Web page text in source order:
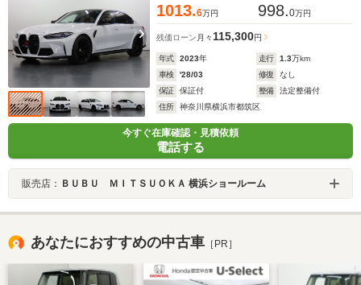
1013.6万円 998.0万円
残価ローン 月々 115,300円
年式 2023年 走行 1.3万km
車検
'28/03 修復
なし
保証
保証付 整備
法定整備付
住所
神奈川県横浜市都筑区
今すぐ在庫確認・見積依頼
電話する
販売店： ＢＵＢＵ ＭＩＴＳＵＯＫＡ 横浜ショールーム
あなたにおすすめの中古車 ［PR］